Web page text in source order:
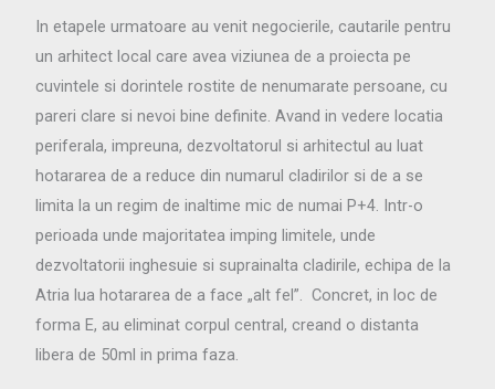
In etapele urmatoare au venit negocierile, cautarile pentru
un arhitect local care avea viziunea de a proiecta pe
cuvintele si dorintele rostite de nenumarate persoane, cu
pareri clare si nevoi bine definite. Avand in vedere locatia
periferala, impreuna, dezvoltatorul si arhitectul au luat
hotararea de a reduce din numarul cladirilor si de a se
limita la un regim de inaltime mic de numai P+4. Intr-o
perioada unde majoritatea imping limitele, unde
dezvoltatorii inghesuie si suprainalta cladirile, echipa de la
Atria lua hotararea de a face „alt fel”. Concret, in loc de
forma E, au eliminat corpul central, creand o distanta
libera de 50ml in prima faza.